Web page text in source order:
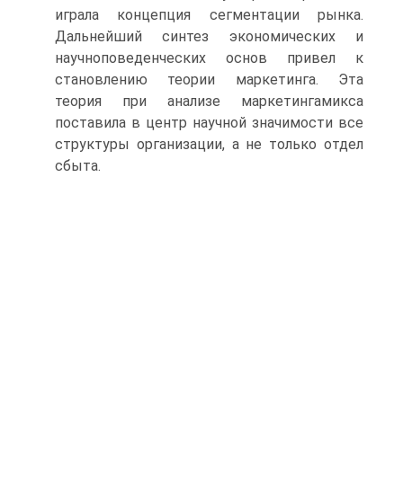
играла концепция сегментации рынка.
Дальнейший синтез экономических и
научноповеденческих основ привел к
становлению теории маркетинга. Эта
теория при анализе маркетингамикса
поставила в центр научной значимости все
структуры организации, а не только отдел
сбыта.